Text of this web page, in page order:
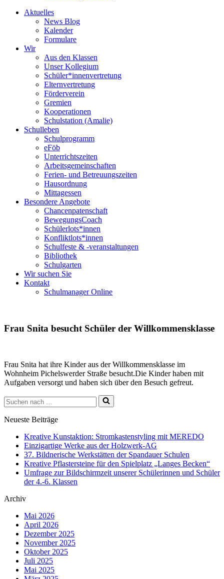
Aktuelles
News Blog
Kalender
Formulare
Wir
Aus den Klassen
Unser Kollegium
Schüler*innenvertretung
Elternvertretung
Förderverein
Gremien
Kooperationen
Schulstation (Amalie)
Schulleben
Schulprogramm
eFöb
Unterrichtszeiten
Arbeitsgemeinschaften
Ferien- und Betreuungszeiten
Hausordnung
Mittagessen
Besondere Angebote
Chancenpatenschaft
BewegungsCoach
Schülerlots*innen
Konfliktlots*innen
Schulfeste & -veranstaltungen
Bibliothek
Schulgarten
Wir suchen Sie
Kontakt
Schulmanager Online
Frau Snita besucht Schüler der Willkommensklasse
Frau Snita hat ihre Kinder aus der Willkommensklasse im
Wohnheim Pichelswerder Straße besucht.Die Kinder haben mit
Aufgaben versorgt und haben sich über den Besuch gefreut.
Suchen
nach …
Neueste Beiträge
Kreative Kunstaktion: Stromkastenstyling mit MEREDO
Einzigartige Werke aus der Holzwerk-AG
37. Bildnerische Werkstätten der Spandauer Schulen
Kreative Pflastersteine für den Spielplatz „Langes Becken“
Umfrage zur Bildschirmzeit unserer Schülerinnen und Schüler
der 4.-6. Klassen
Archiv
Mai 2026
April 2026
Dezember 2025
November 2025
Oktober 2025
Juli 2025
Mai 2025